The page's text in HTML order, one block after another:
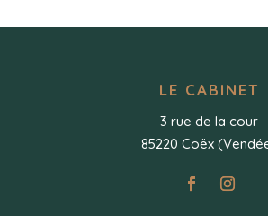
LE CABINET
3 rue de la cour
85220 Coëx